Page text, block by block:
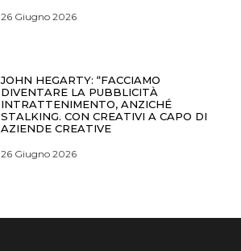
26 Giugno 2026
JOHN HEGARTY: “FACCIAMO
DIVENTARE LA PUBBLICITÀ
INTRATTENIMENTO, ANZICHÉ
STALKING. CON CREATIVI A CAPO DI
AZIENDE CREATIVE
26 Giugno 2026